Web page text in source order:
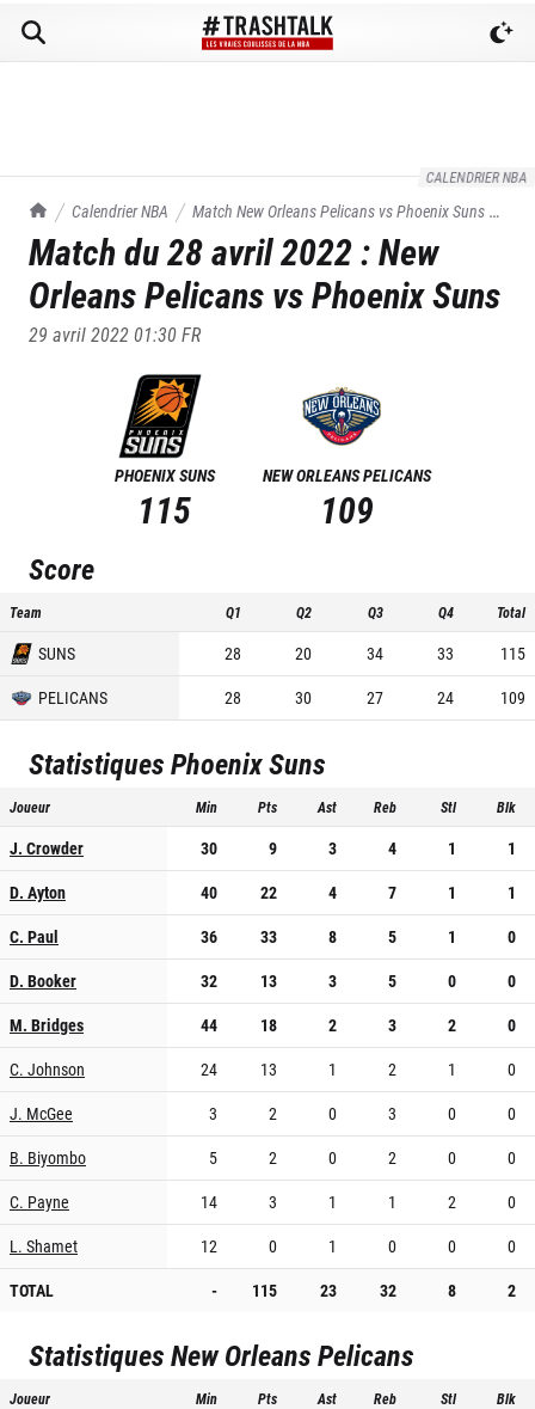
CALENDRIER NBA
TrashTalk Actu NBA
Calendrier NBA Match New Orleans Pelicans vsPhoenix Suns du
28/04/2022
Match du28 avril 2022:New
Orleans Pelicans vsPhoenix Suns
29 avril 2022 01:30FR
PHOENIX SUNS
115
NEW ORLEANS PELICANS
109
Score
Team Q1 Q2 Q3 Q4 Total
SUNS 28 20 34 33
115
PELICANS
28 30 27 24 109
StatistiquesPhoenix Suns
Joueur Min Pts Ast Reb Stl Blk
J. Crowder 30 9 3 4 1
1
D. Ayton
40 22 4 7 1
1
C. Paul
36 33 8 5 1
0
D. Booker
32 13 3 5 0
0
M. Bridges
44 18 2 3 2
0
C. Johnson
24 13 1 2 1
0
J. McGee
3 2 0 3 0
0
B. Biyombo
5 2 0 2 0
0
C. Payne
14 3 1 1 2
0
L. Shamet
12 0 1 0 0
0
TOTAL
- 115 23 32 8 2
StatistiquesNew Orleans Pelicans
Joueur Min Pts Ast Reb Stl Blk